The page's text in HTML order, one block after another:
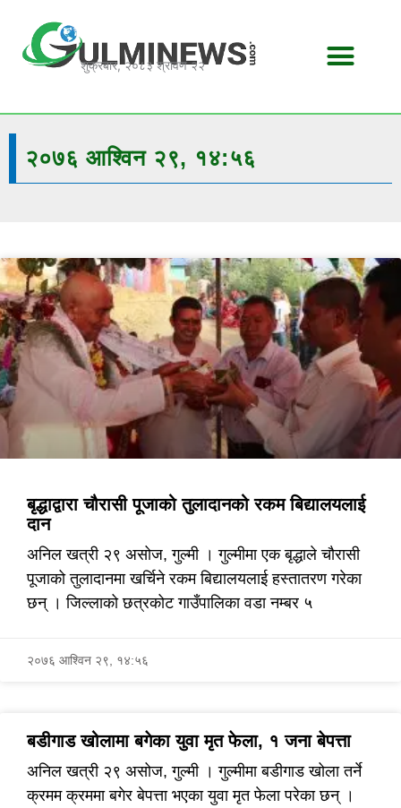
content
शुक्रबार, २०८३ श्रावण २२
२०७६ आश्विन २९, १४:५६
बृद्धाद्वारा चौरासी पूजाको तुलादानको रकम बिद्यालयलाई
दान
अनिल खत्री २९ असोज, गुल्मी । गुल्मीमा एक बृद्धाले चौरासी
पूजाको तुलादानमा खर्चिने रकम बिद्यालयलाई हस्तातरण गरेका
छन् । जिल्लाको छत्रकोट गाउँपालिका वडा नम्बर ५
२०७६ आश्विन २९, १४:५६
बडीगाड खोलामा बगेका युवा मृत फेला, १ जना बेपत्ता
अनिल खत्री २९ असोज, गुल्मी । गुल्मीमा बडीगाड खोला तर्ने
क्रमम क्रममा बगेर बेपत्ता भएका युवा मृत फेला परेका छन् ।